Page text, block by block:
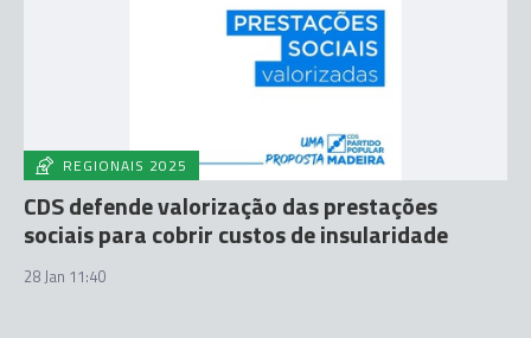
REGIONAIS 2025
CDS defende valorização das prestações
sociais para cobrir custos de insularidade
28 Jan 11:40